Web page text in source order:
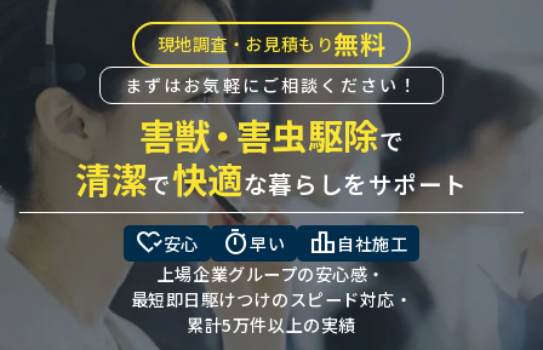
現地調査・お見積もり無料
まずはお気軽にご相談ください！
害獣・害虫駆除で
清潔で快適な暮らしをサポート
heart_check安心 timer早い leaderboard 自社施工
上場企業グループの安心感・
最短即日駆けつけのスピード対応・
累計5万件以上の実績